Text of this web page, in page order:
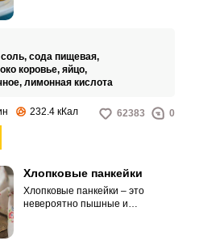
соль, сода пищевая,
коровье, яйцо,
лимонная кислота
232.4 кКал 62383 0
Хлопковые панкейки
Хлопковые панкейки – это
невероятно пышные и